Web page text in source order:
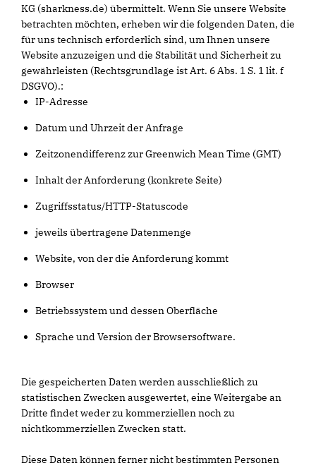
KG (sharkness.de) übermittelt. Wenn Sie unsere Website
betrachten möchten, erheben wir die folgenden Daten, die
für uns technisch erforderlich sind, um Ihnen unsere
Website anzuzeigen und die Stabilität und Sicherheit zu
gewährleisten (Rechtsgrundlage ist Art. 6 Abs. 1 S. 1 lit. f
DSGVO).:
IP-Adresse
Datum und Uhrzeit der Anfrage
Zeitzonendifferenz zur Greenwich Mean Time (GMT)
Inhalt der Anforderung (konkrete Seite)
Zugriffsstatus/HTTP-Statuscode
jeweils übertragene Datenmenge
Website, von der die Anforderung kommt
Browser
Betriebssystem und dessen Oberfläche
Sprache und Version der Browsersoftware.
Die gespeicherten Daten werden ausschließlich zu
statistischen Zwecken ausgewertet, eine Weitergabe an
Dritte findet weder zu kommerziellen noch zu
nichtkommerziellen Zwecken statt.
Diese Daten können ferner nicht bestimmten Personen